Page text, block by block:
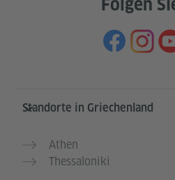
Folgen
Service- und
Standorte in Griechenland
Athen
Thessaloniki